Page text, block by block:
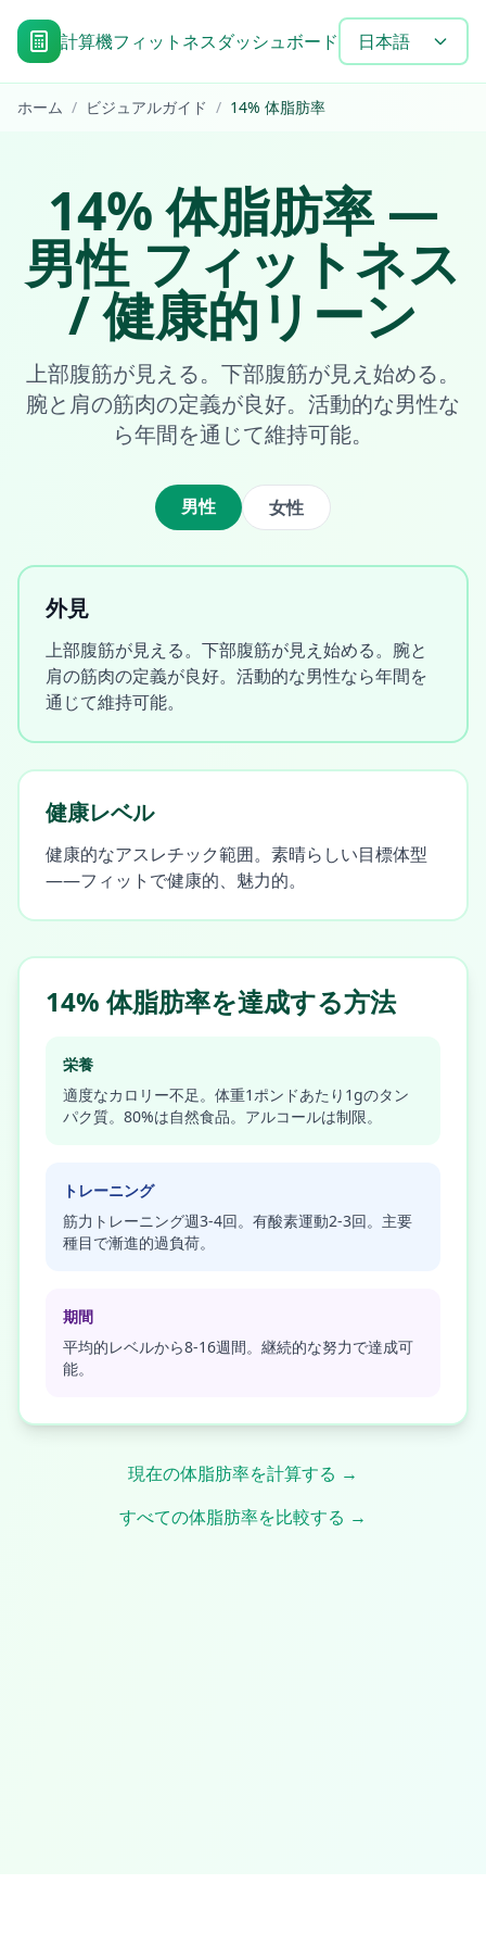
計算機フィットネスダッシュボード 目標達成タイムラ
日本語
ホーム / ビジュアルガイド / 14% 体脂肪率
14%体脂肪率—
男性 フィットネス
/ 健康的リーン
上部腹筋が見える。下部腹筋が見え始める。
腕と肩の筋肉の定義が良好。活動的な男性な
ら年間を通じて維持可能。
男性 女性
外見
上部腹筋が見える。下部腹筋が見え始める。腕と
肩の筋肉の定義が良好。活動的な男性なら年間を
通じて維持可能。
健康レベル
健康的なアスレチック範囲。素晴らしい目標体型
——フィットで健康的、魅力的。
14% 体脂肪率を達成する方法
栄養
適度なカロリー不足。体重1ポンドあたり1gのタン
パク質。80%は自然食品。アルコールは制限。
トレーニング
筋力トレーニング週3-4回。有酸素運動2-3回。主要
種目で漸進的過負荷。
期間
平均的レベルから8-16週間。継続的な努力で達成可
能。
現在の体脂肪率を計算する →
すべての体脂肪率を比較する →